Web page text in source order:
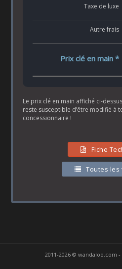
Taxe de luxe
Autre frais
Prix clé en main *
Le prix clé en main affiché ci-
reste susceptible d’être modifié à
concessionnaire !
Fiche
Toutes les
2011-2026 © wandaloo.com